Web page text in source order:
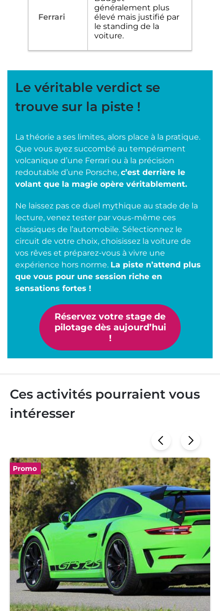
généralement plus
élevé mais justifié par
le standing de la
voiture.
Le véritable verdict se
trouve sur la piste !
La théorie a ses limites, alors place à la pratique.
Que vous ayez succombé au tempérament
volcanique d’une Ferrari ou à la précision
redoutable d’une Porsche, c’est derrière le
volant que la magie opère véritablement.
Ne laissez pas ce duel mythique au stade de la
lecture, venez tester par vous-même ces
classiques de l’automobile. Sélectionnez le
circuit de votre choix, choisissez la voiture de
vos rêves et préparez-vous à vivre une
expérience hors norme. La piste n’attend plus
que vous pour une session riche en
sensations fortes !
Réservez votre stage de
pilotage dès aujourd’hui
!
Ces activités pourraient vous
intéresser
Promo